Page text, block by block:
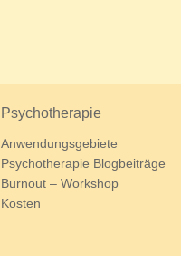
Psychotherapie
Anwendungsgebiete
Psychotherapie Blogbeiträge
Burnout – Workshop
Kosten